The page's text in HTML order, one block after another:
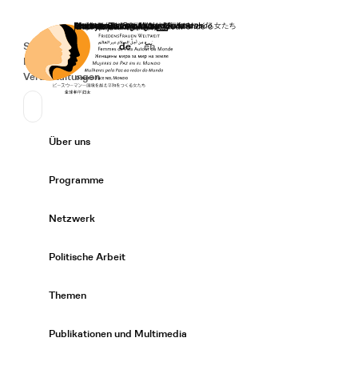
Startseite
Secondary Navigation
Spenden
News
Veranstaltungen
Sprache wechseln
Deutsch
de English
en
Primary Navigation
Über uns
Programme
Netzwerk
Politische Arbeit
Themen
Publikationen und Multimedia